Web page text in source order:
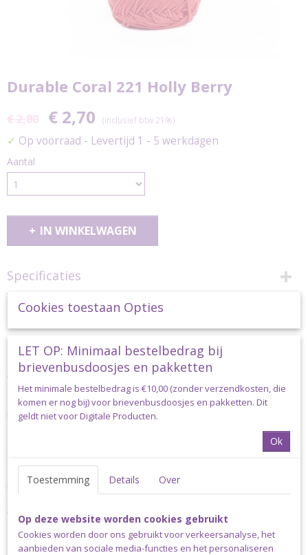
Durable Coral 221 Holly Berry
€ 2,80 € 2,70 (inclusief btw 21%)
✓ Op voorraad - Levertijd 1 - 5 werkdagen
Aantal
IN WINKELWAGEN
Specificaties
Productcode
durable-coral221
Omschrijving
Durable Coral 221 Holly Berry
Het bekende Durable Coral haakkatoen is al meer dan 30 jaar
verkrijgbaar.
Het is een heerlijk haakgaren voor de meest uiteenlopende
haakprojecten.
Het garen heeft een looplengte van 125 meter op 50 gram en
breikatoen of haakkatoen.
Verzending
Dit pakket kan uitsluitend verstuurd worden via pakket post.
Cookies toestaan Opties
LET OP: Minimaal bestelbedrag bij
brievenbusdoosjes en pakketten
Het minimale bestelbedrag is €10,00 (zonder verzendkosten, die
komen er nog bij) voor brievenbusdoosjes en pakketten. Dit
geldt niet voor Digitale Producten.
Ok
Toestemming Details Over
Op deze website worden cookies gebruikt
Cookies worden door ons gebruikt voor verkeersanalyse, het
aanbieden van sociale media-functies en het personaliseren